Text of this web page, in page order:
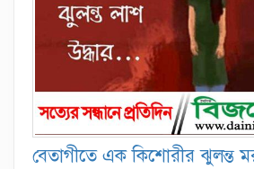
বেতাগীতে এক কিশোরীর ঝুলন্ত